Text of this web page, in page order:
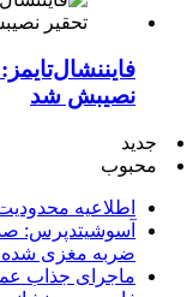
نصیبش شد
جدید
محبوب
اطلاعیه
آسوشیتدپرس:
ضربه مغزی
ماجرای جذاب